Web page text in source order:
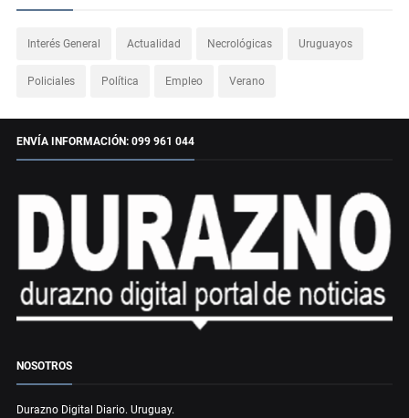
Interés General Actualidad Necrológicas Uruguayos
Policiales Política Empleo Verano
ENVÍA INFORMACIÓN: 099 961 044
NOSOTROS
Durazno Digital Diario. Uruguay.